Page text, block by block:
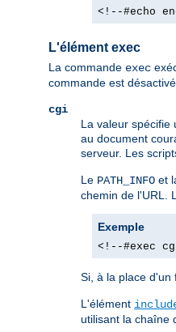
<!--#echo
L'élément exec
La commande exec
commande est
cgi
La valeur spécifie
au document
serveur. Les
Le PATH_INFO et
chemin de l'URL.
Exemple
<!--#exec
Si, à la place d'un
L'élément
utilisant la chaîne